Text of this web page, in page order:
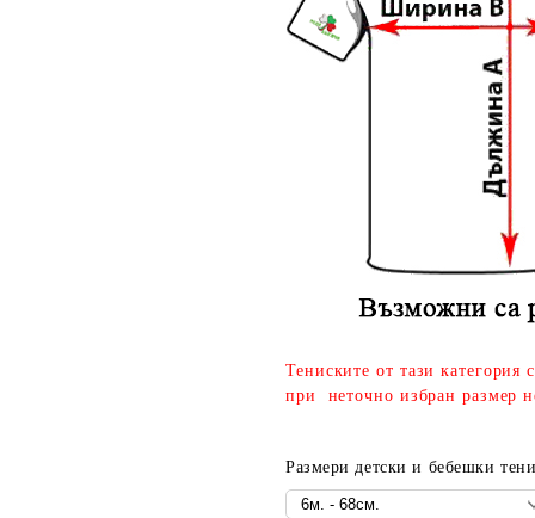
Тениските от тази категория
при неточно избран размер
Размери детски и бебешки